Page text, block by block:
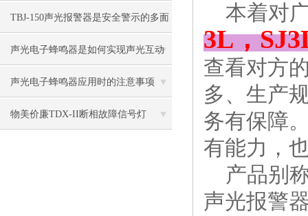
灯
TBJ-150声光报警器是安全警示的多面
能手
声光电子蜂鸣器是如何实现声光互动
的
声光电子蜂鸣器应用时的注意事项
物美价廉TDX-II断相故障信号灯
本着对
3L，
查看对方
多、生产
务有保障
有能力，
产品别
声光报警